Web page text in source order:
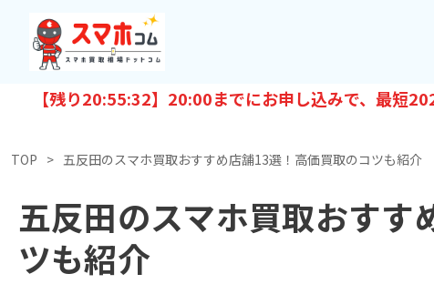
【残り20:55:30】20:00までにお申し込みで、最短
TOP 五反田のスマホ買取おすすめ店舗13選！高価買取のコツも紹介
五反田のスマホ買取おすす
ツも紹介